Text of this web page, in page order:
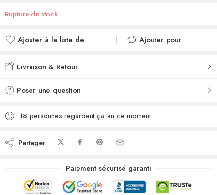
Rupture de stock
Ajouter à la liste de
Ajouté à la liste de
Ajouter pour
Livraison & Retour
Poser une question
18 personnes regardent ça en ce moment
Partager
Paiement sécurisé garanti